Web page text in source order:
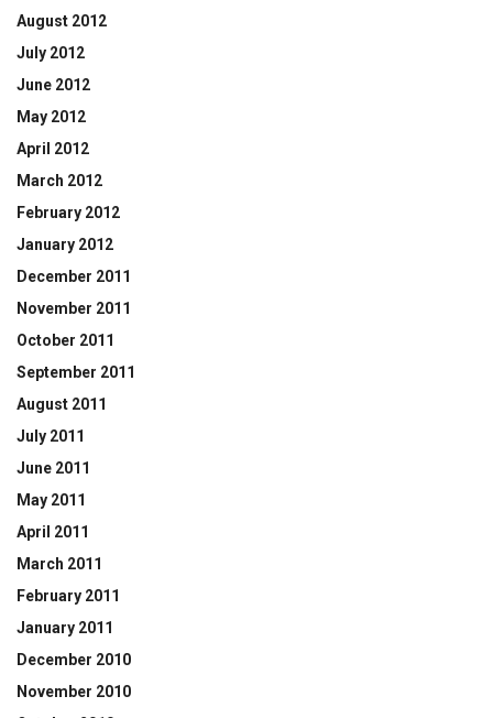
August 2012
July 2012
June 2012
May 2012
April 2012
March 2012
February 2012
January 2012
December 2011
November 2011
October 2011
September 2011
August 2011
July 2011
June 2011
May 2011
April 2011
March 2011
February 2011
January 2011
December 2010
November 2010